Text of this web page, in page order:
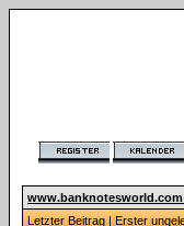
Letzter Beitrag | Erster